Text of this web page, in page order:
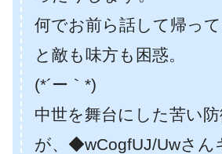
何でお前ら話して帰っ
と敵も味方も困惑。
(*´ー｀*)
中世を舞台にした苦い
が、◆wCogfUJ/Uwさん